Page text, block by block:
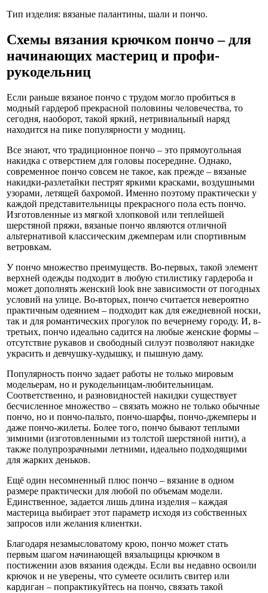
Тип изделия: вязаные палантины, шали и пончо.
Схемы вязания крючком пончо – для
начинающих мастериц и профи-
рукодельниц
Если раньше вязаное пончо с трудом могло пробиться в
модный гардероб прекрасной половины человечества, то
сегодня, наоборот, такой яркий, нетривиальный наряд
находится на пике популярности у модниц.
Все знают, что традиционное пончо – это прямоугольная
накидка с отверстием для головы посередине. Однако,
современное пончо совсем не такое, как прежде – вязаные
накидки-разлетайки пестрят яркими красками, воздушными
узорами, летящей бахромой. Именно поэтому практически у
каждой представительницы прекрасного пола есть пончо.
Изготовленные из мягкой хлопковой или теплейшей
шерстяной пряжи, вязаные пончо являются отличной
альтернативой классическим джемперам или спортивным
ветровкам.
У пончо множество преимуществ. Во-первых, такой элемент
верхней одежды подходит в любую стилистику гардероба и
может дополнять женский look вне зависимости от погодных
условий на улице. Во-вторых, пончо считается невероятно
практичным одеянием – подходит как для ежедневной носки,
так и для романтических прогулок по вечернему городу. И, в-
третьих, пончо идеально садится на любые женские формы –
отсутствие рукавов и свободный силуэт позволяют накидке
украсить и девчушку-худышку, и пышную даму.
Популярность пончо задает работы не только мировым
модельерам, но и рукодельницам-любительницам.
Соответственно, и разновидностей накидки существует
бесчисленное множество – связать можно не только обычные
пончо, но и пончо-пальто, пончо-шарфы, пончо-джемперы и
даже пончо-жилеты. Более того, пончо бывают теплыми
зимними (изготовленными из толстой шерстяной нити), а
также полупрозрачными летними, идеально подходящими
для жарких деньков.
Ещё один несомненный плюс пончо – вязание в одном
размере практически для любой по объемам модели.
Единственное, задается лишь длина изделия – каждая
мастерица выбирает этот параметр исходя из собственных
запросов или желания клиентки.
Благодаря незамысловатому крою, пончо может стать
первым шагом начинающей вязальщицы крючком в
постижении азов вязания одежды. Если вы недавно освоили
крючок и не уверены, что сумеете осилить свитер или
кардиган – попрактикуйтесь на пончо, связать такой